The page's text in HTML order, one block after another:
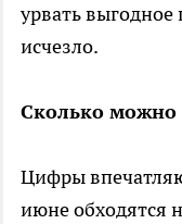
урвать
исчезло.
Сколько можно
Цифры
июне обходятся